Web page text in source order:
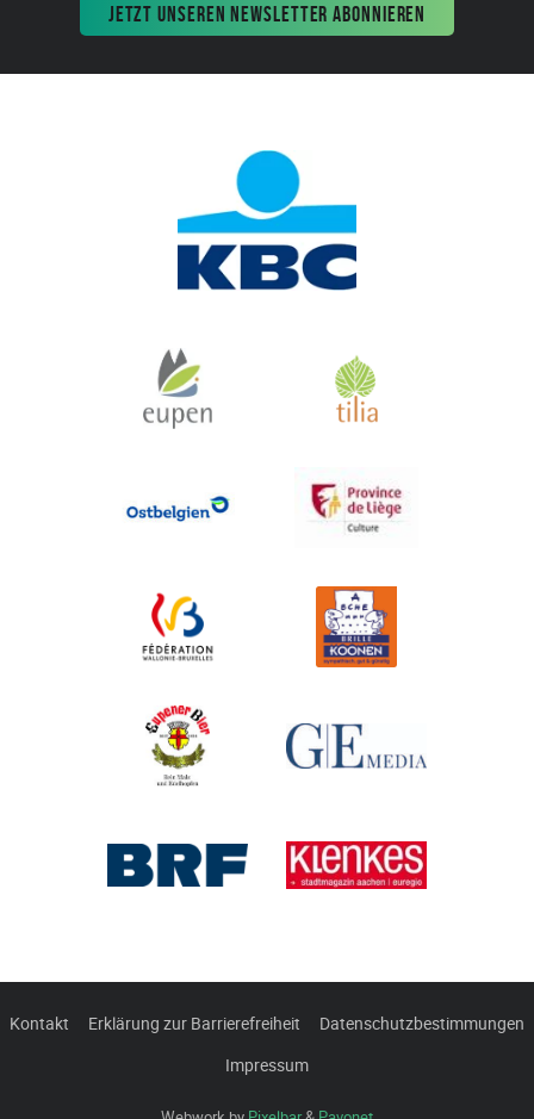
JETZT UNSEREN NEWSLETTER ABONNIEREN
Kontakt Erklärung zur Barrierefreiheit
Datenschutzbestimmungen
Impressum